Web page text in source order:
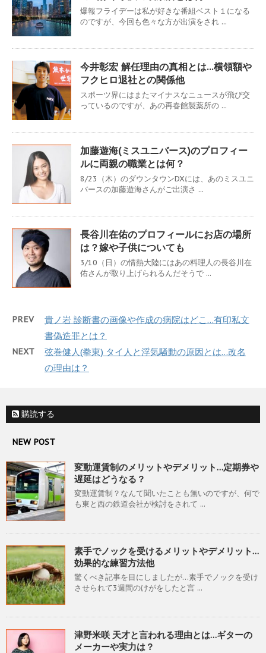
爆報フライデーは私が好きな番組ベスト１になる
のですが、今回も色々な方が出演をされ ...
今井彰宏 解任理由の真相とは…横領額や
フクヒロ退社との関係他
スポーツ界にはまたマイナスなニュースが飛び交
っているのですが、あの再春館製薬所の ...
加藤遊海(ミスユニバース)のプロフィー
ルに両親の職業とは何？
8/23（木）のダウンタウンDXには、あのミスユニ
バースの加藤遊海さんがご出演さ ...
長谷川在佑のプロフィールにお店の場所
は？嫁や子供についても
3/10（日）の情熱大陸にはあの料理人の長谷川在
佑さんが取り上げられるんだそうで ...
PREV
貴ノ岩 診断書の画像や作成の病院はどこ…有印私文
書偽造罪とは？
NEXT
弦巻健人(拳東) タイ人と浮気騒動の原因とは…改名
の理由は？
購読する
NEW POST
変動運賃制のメリットやデメリット…定期券や
遅延はどうなる？
変動運賃制？なんて聞いたことも無いのですが、何で
も東と西の鉄道会社が検討をされて ...
素手でノックを受けるメリットやデメリット…
効果的な練習方法他
驚くべき記事を目にしましたが…素手でノックを受け
させられて3週間のけがをしたと言 ...
津野米咲 天才と言われる理由とは…ギターの
メーカーや実力は？